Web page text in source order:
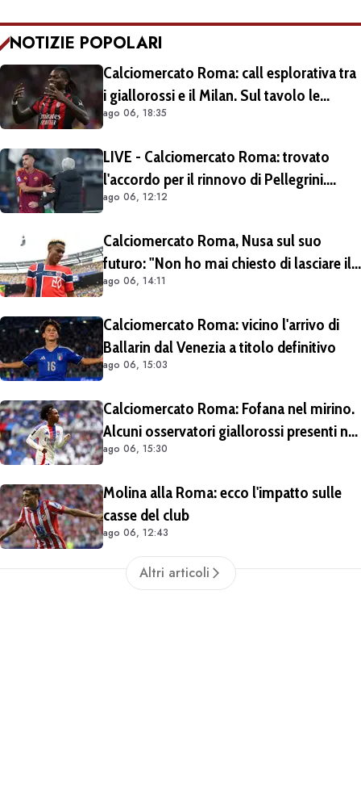
NOTIZIE POPOLARI
Calciomercato Roma: call esplorativa tra
i giallorossi e il Milan. Sul tavolo le
situazioni di Leao e Soulé
ago 06, 18:35
LIVE - Calciomercato Roma: trovato
l'accordo per il rinnovo di Pellegrini.
Prolungamento di un solo anno
ago 06, 12:12
Calciomercato Roma, Nusa sul suo
futuro: "Non ho mai chiesto di lasciare il
Lipsia". Giallorossi ancora al lavoro
ago 06, 14:11
Calciomercato Roma: vicino l'arrivo di
Ballarin dal Venezia a titolo definitivo
ago 06, 15:03
Calciomercato Roma: Fofana nel mirino.
Alcuni osservatori giallorossi presenti nel
match di Champions con il Lione
ago 06, 15:30
Molina alla Roma: ecco l'impatto sulle
casse del club
ago 06, 12:43
Altri articoli